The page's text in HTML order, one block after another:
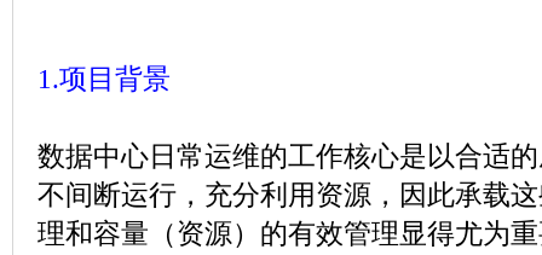
1.项目背景
数据中心日常运维的工作核心是以合适
不间断运行，充分利用资源，因此承载
理和容量（资源）的有效管理显得尤为